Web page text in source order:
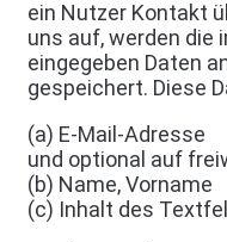
ein Nutzer Kontakt
uns auf, werden die
eingegeben Daten
gespeichert. Diese
(a) E-Mail-Adresse
und optional auf
(b) Name, Vorname
(c) Inhalt des